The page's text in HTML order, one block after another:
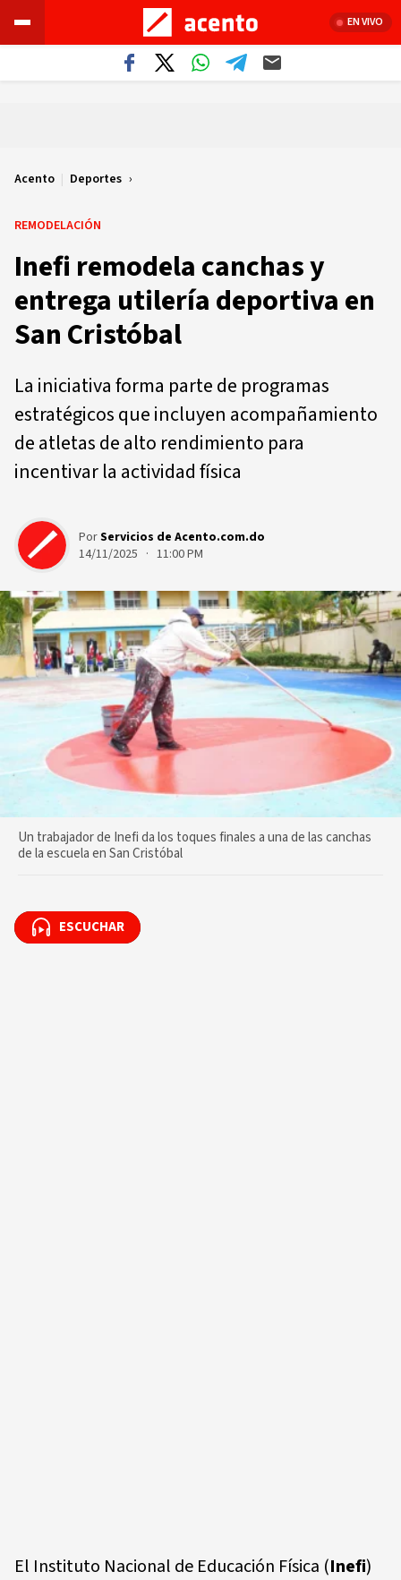
EN VIVO
Acento | Deportes
REMODELACIÓN
Inefi remodela canchas y
entrega utilería deportiva en
San Cristóbal
La iniciativa forma parte de programas
estratégicos que incluyen acompañamiento
de atletas de alto rendimiento para
incentivar la actividad física
PorServicios de Acento.com.do
14/11/2025 · 11:00 PM
Un trabajador de Inefi da los toques finales a una de las canchas
de la escuela en San Cristóbal
ESCUCHAR
ESCUCHAR
El Instituto Nacional de Educación Física (Inefi)